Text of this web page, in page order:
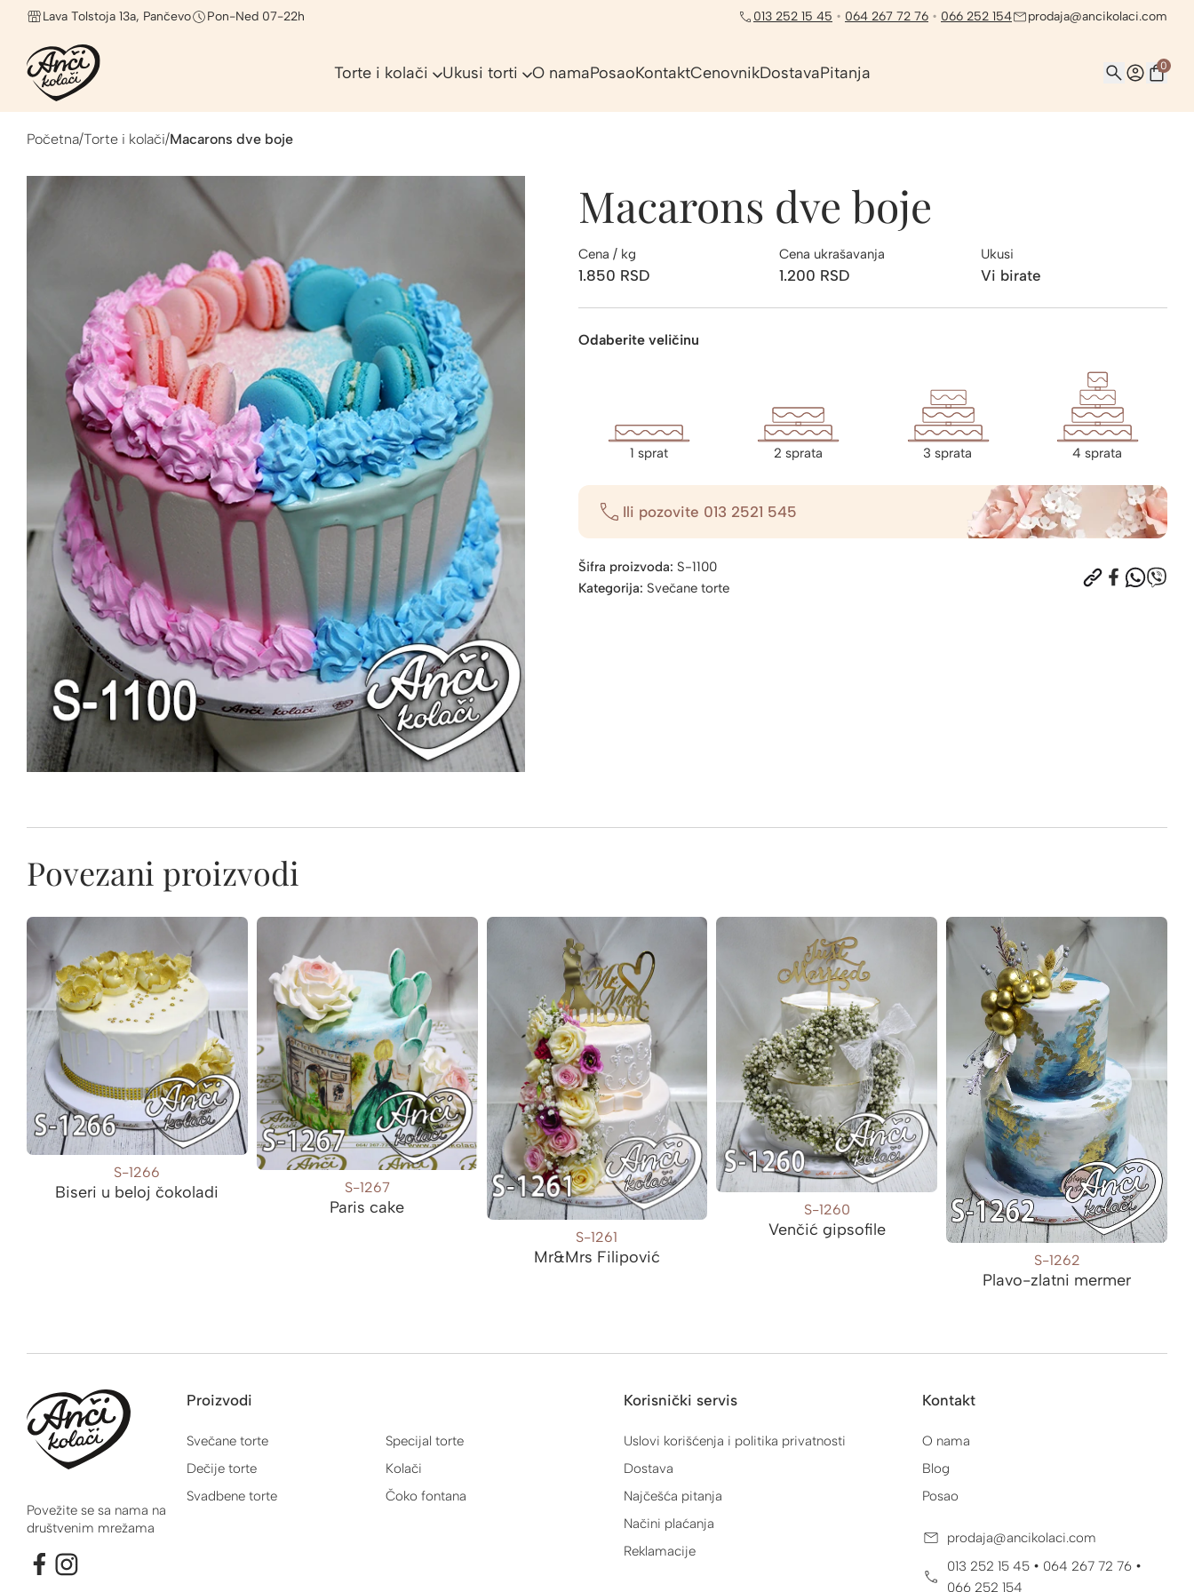
Lava Tolstoja 13a, Pančevo Pon-Ned 07-22h 013 252 15 45 • 064 267 72 76 • 066 252 154 prodaja@ancikolaci.com
Torte i kolači Ukusi torti O namaPosaoKontaktCenovnikDostavaPitanja 0
Početna/Torte i kolači/Macarons dve boje
Macarons dve boje
Cena / kg
1.850 RSD
Cena ukrašavanja
1.200 RSD
Ukusi
Vi birate
Odaberite veličinu
1 sprat 2 sprata 3 sprata 4 sprata
Ili pozovite 013 2521 545
Šifra proizvoda: S-1100
Kategorija: Svečane torte
Povezani proizvodi
S-1266
Biseri u beloj čokoladi S-1267
Paris cake
S-1261
Mr&Mrs Filipović
S-1260
Venčić gipsofile
S-1262
Plavo-zlatni mermer
Povežite se sa nama na
društvenim mrežama
Proizvodi
Svečane torte
Dečije torte
Svadbene torte
Specijal torte
Kolači
Čoko fontana
Korisnički servis
Uslovi korišćenja i politika privatnosti
Dostava
Najčešća pitanja
Načini plaćanja
Reklamacije
Kontakt
O nama
Blog
Posao
prodaja@ancikolaci.com
013 252 15 45 • 064 267 72 76 •
066 252 154